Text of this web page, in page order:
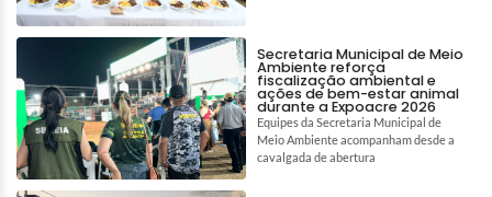
Secretaria Municipal de Meio
Ambiente reforça
fiscalização ambiental e
ações de bem-estar animal
durante a Expoacre 2026
Equipes da Secretaria Municipal de
Meio Ambiente acompanham desde a
cavalgada de abertura